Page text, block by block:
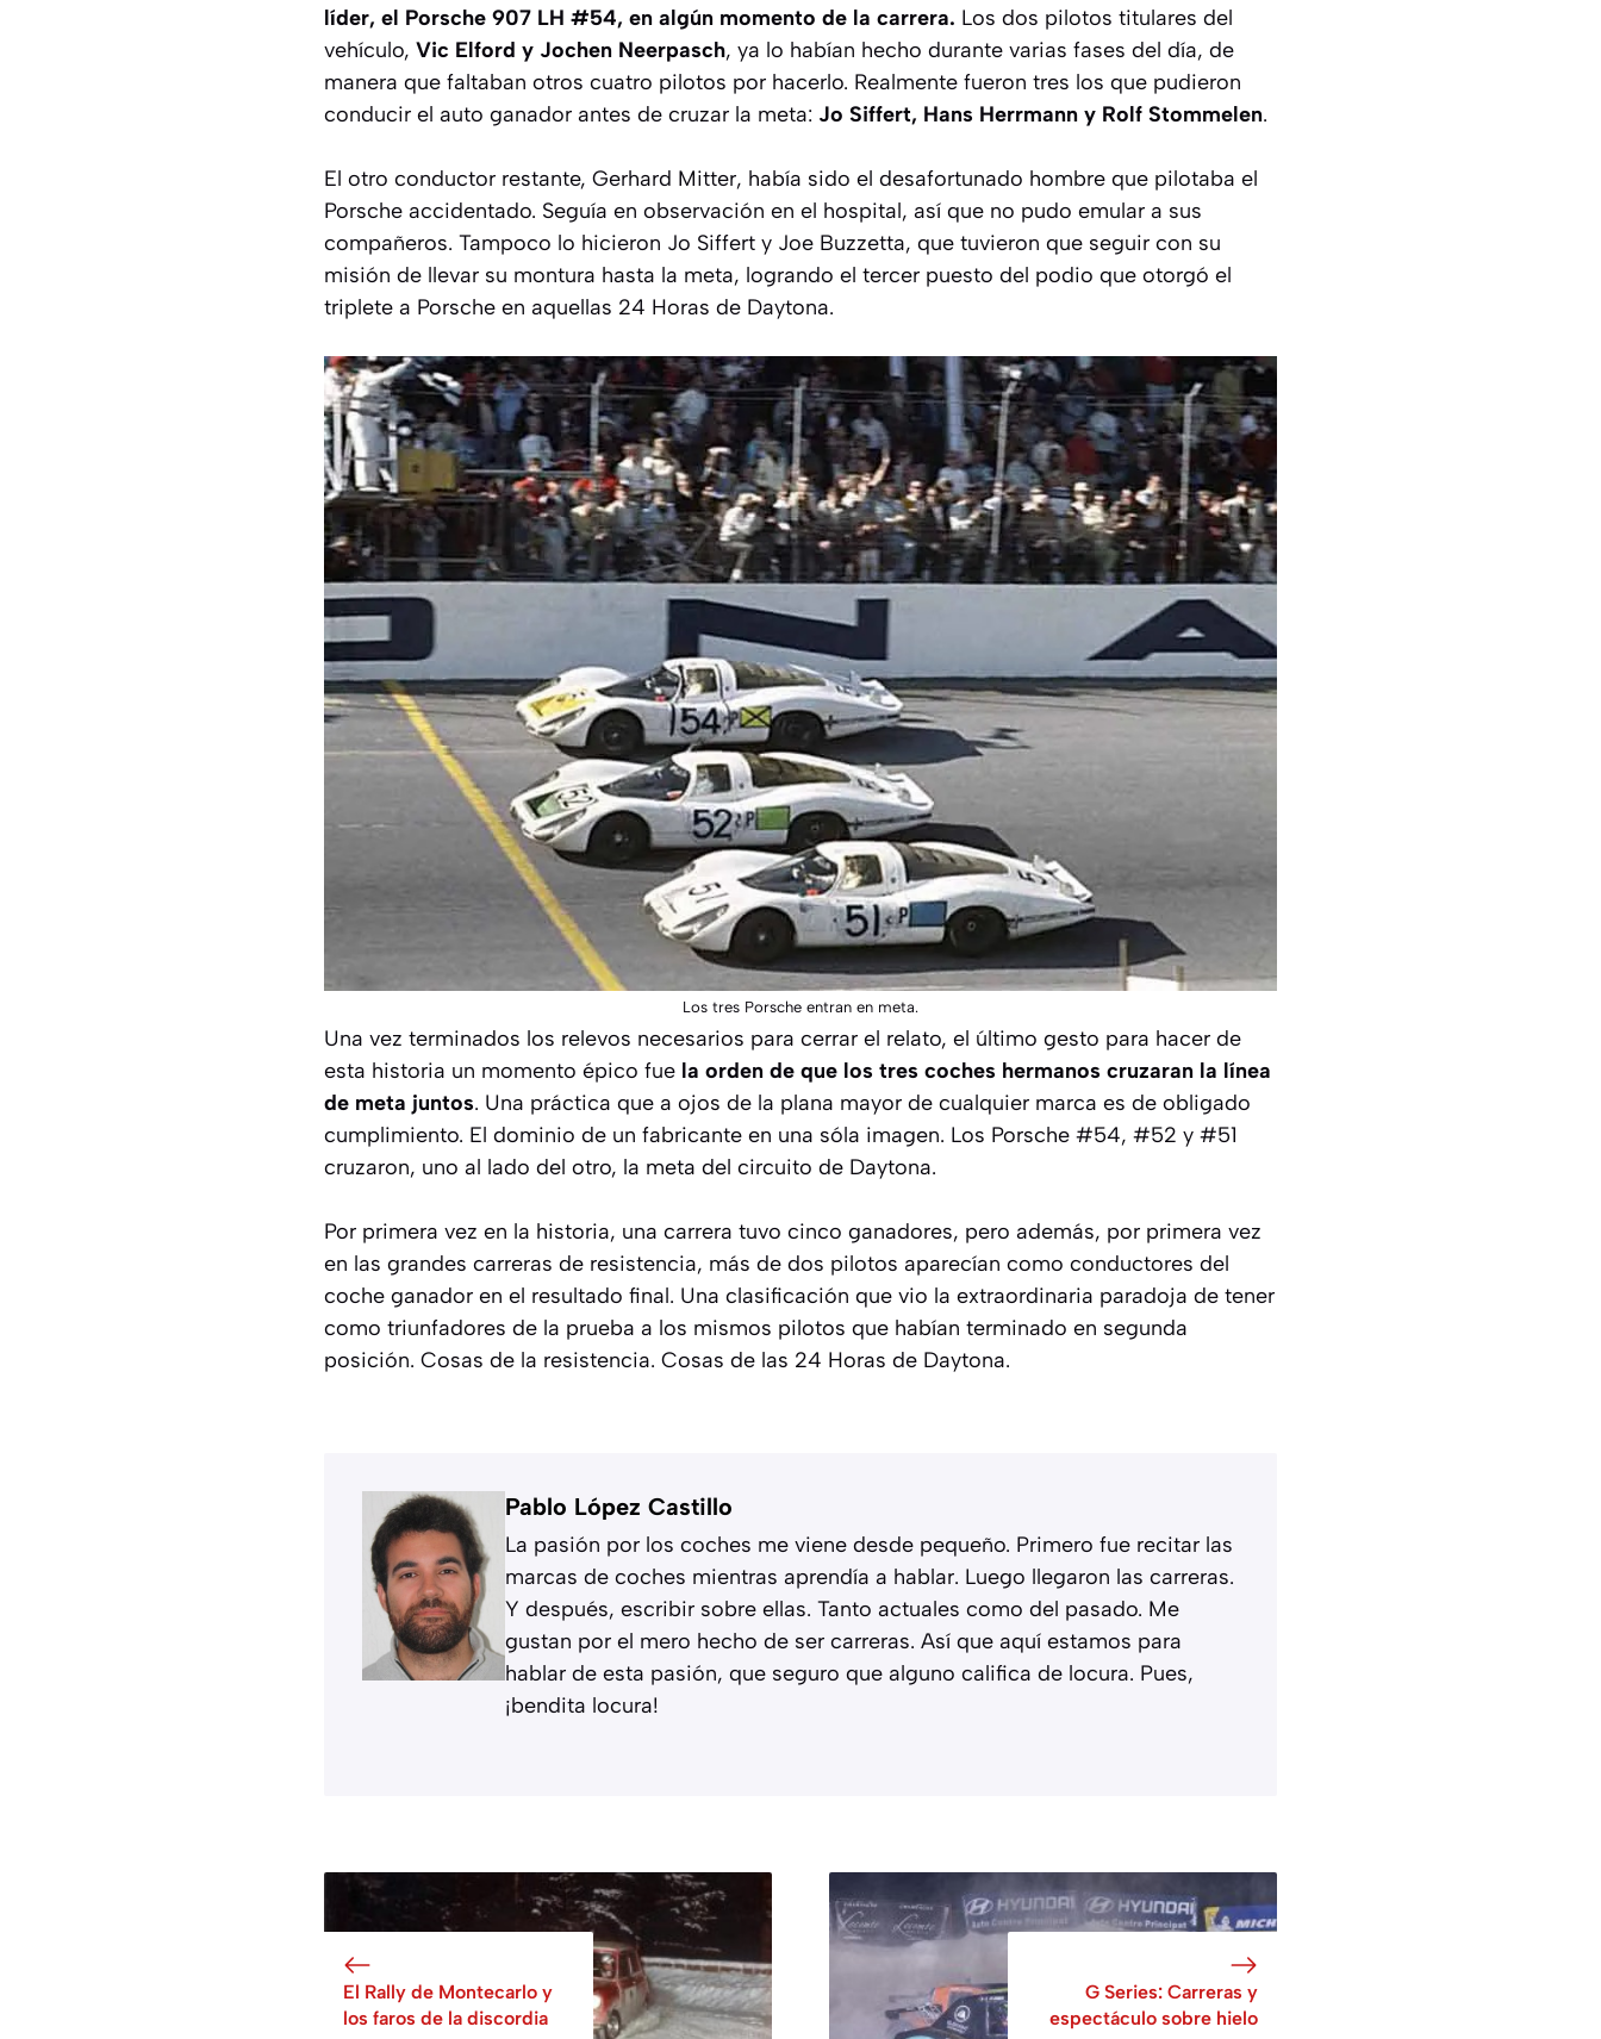
líder, el Porsche 907 LH #54, en algún momento de la carrera. Los dos pilotos titulares del
vehículo, Vic Elford y Jochen Neerpasch, ya lo habían hecho durante varias fases del día, de
manera que faltaban otros cuatro pilotos por hacerlo. Realmente fueron tres los que pudieron
conducir el auto ganador antes de cruzar la meta: Jo Siffert, Hans Herrmann y Rolf Stommelen.
El otro conductor restante, Gerhard Mitter, había sido el desafortunado hombre que pilotaba el
Porsche accidentado. Seguía en observación en el hospital, así que no pudo emular a sus
compañeros. Tampoco lo hicieron Jo Siffert y Joe Buzzetta, que tuvieron que seguir con su
misión de llevar su montura hasta la meta, logrando el tercer puesto del podio que otorgó el
triplete a Porsche en aquellas 24 Horas de Daytona.
Los tres Porsche entran en meta.
Una vez terminados los relevos necesarios para cerrar el relato, el último gesto para hacer de
esta historia un momento épico fue la orden de que los tres coches hermanos cruzaran la línea
de meta juntos. Una práctica que a ojos de la plana mayor de cualquier marca es de obligado
cumplimiento. El dominio de un fabricante en una sóla imagen. Los Porsche #54, #52 y #51
cruzaron, uno al lado del otro, la meta del circuito de Daytona.
Por primera vez en la historia, una carrera tuvo cinco ganadores, pero además, por primera vez
en las grandes carreras de resistencia, más de dos pilotos aparecían como conductores del
coche ganador en el resultado final. Una clasificación que vio la extraordinaria paradoja de tener
como triunfadores de la prueba a los mismos pilotos que habían terminado en segunda
posición. Cosas de la resistencia. Cosas de las 24 Horas de Daytona.
Pablo López Castillo
La pasión por los coches me viene desde pequeño. Primero fue recitar las
marcas de coches mientras aprendía a hablar. Luego llegaron las carreras.
Y después, escribir sobre ellas. Tanto actuales como del pasado. Me
gustan por el mero hecho de ser carreras. Así que aquí estamos para
hablar de esta pasión, que seguro que alguno califica de locura. Pues,
¡bendita locura!
El Rally de Montecarlo y
los faros de la discordia
G Series: Carreras y
espectáculo sobre hielo